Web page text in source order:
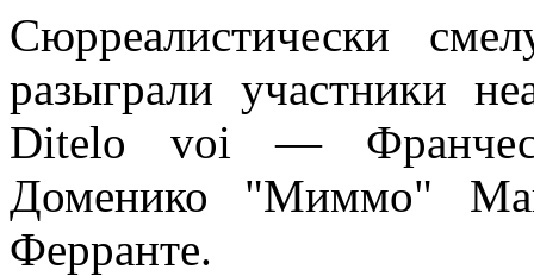
Сюрреалистически
разыграли участники
Ditelo voi —
Доменико "Миммо"
Ферранте.